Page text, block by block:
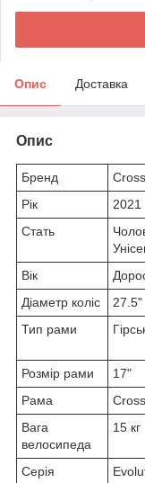
Опис Доставка
Опис
Бренд
Cross
Рік
2021
Стать
Вік
Діаметр коліс
27.5"
Тип рами
Розмір рами
17"
Рама
Вага
велосипеда
15 кг
Серія